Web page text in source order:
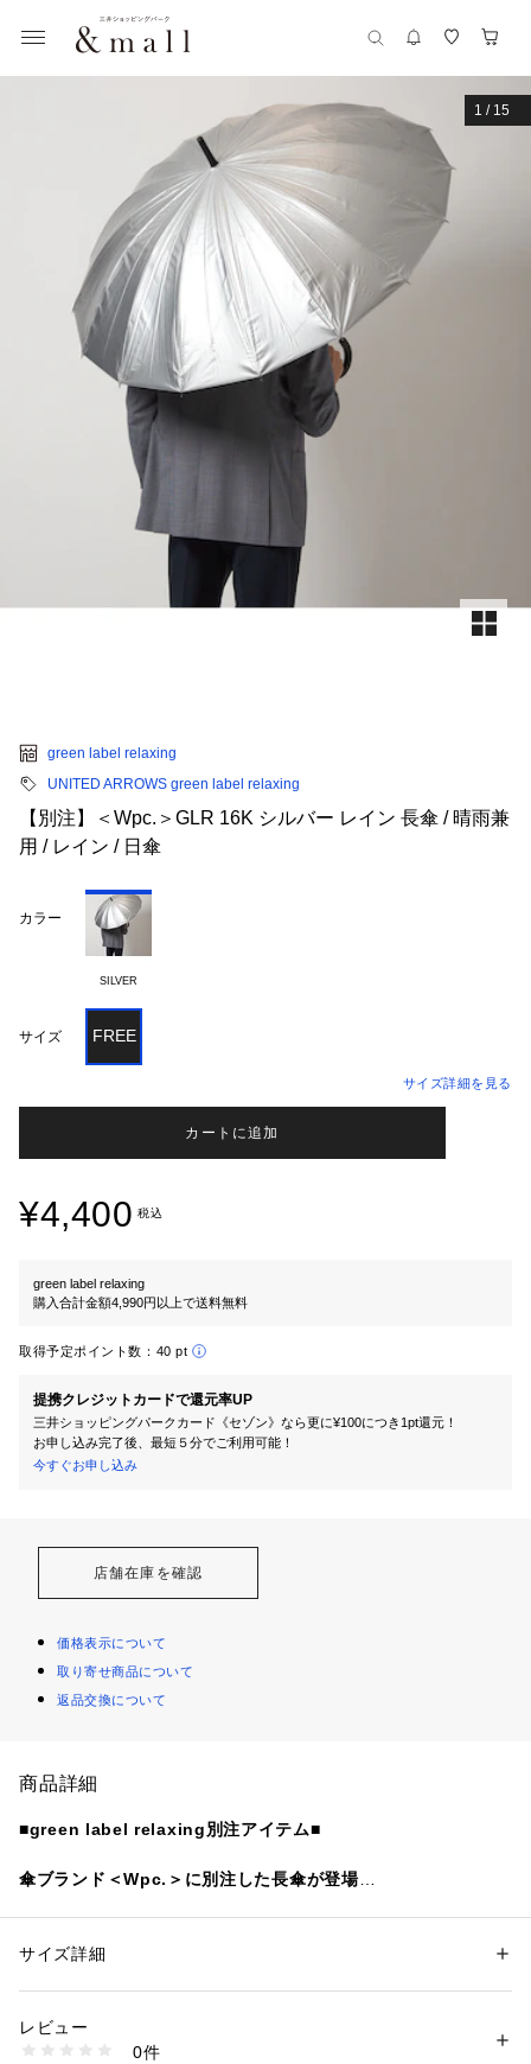
1 / 15
green label relaxing
UNITED ARROWS green label relaxing
【別注】＜Wpc.＞GLR 16K シルバー レイン 長傘 / 晴雨兼
用 / レイン / 日傘
カラー
SILVER
サイズ FREE
サイズ詳細を見る
カートに追加
¥4,400 税込
green label relaxing
購入合計金額4,990円以上で送料無料
取得予定ポイント数： 40 pt
提携クレジットカードで還元率UP
三井ショッピングパークカード《セゾン》なら更に¥100につき1pt還元！
お申し込み完了後、最短５分でご利用可能！
今すぐお申し込み
店舗在庫を確認
価格表示について
取り寄せ商品について
返品交換について
商品詳細
■green label relaxing別注アイテム■
傘ブランド＜Wpc.＞に別注した長傘が登場
ユニセックスで使える、手開き式の長傘です。
性別：レディース
素材：-
洗濯：-
※詳しい洗濯方法については、商品の品質表示タグをご覧ください
サイズ詳細
レビュー
0件